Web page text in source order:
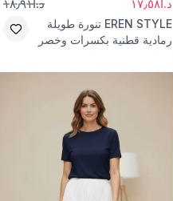
د.أ١٧٫٥٨ د.أ١٨٫٩١
EREN STYLE تنورة طويلة
رمادية قطنية بكسرات وخصر